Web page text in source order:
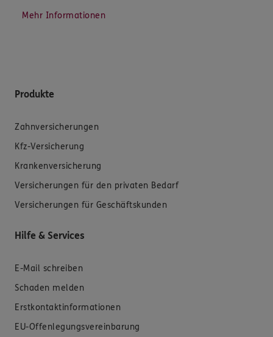
Mehr Informationen
Produkte
Zahnversicherungen
Kfz-Versicherung
Krankenversicherung
Versicherungen für den privaten Bedarf
Versicherungen für Geschäftskunden
Hilfe & Services
E-Mail schreiben
Schaden melden
Erstkontaktinformationen
EU-Offenlegungsvereinbarung